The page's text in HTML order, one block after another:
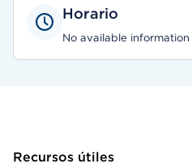
Horario
No available
Recursos útiles